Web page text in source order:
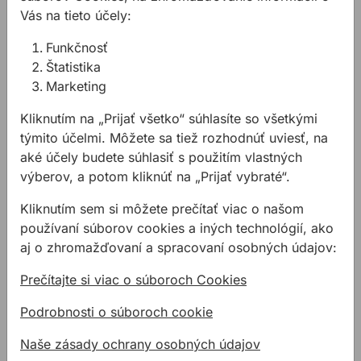
Vŕtanie do kovu –
malé priemery
typy vrtákov podľa
vŕtaného materiálu ? V
tejto časti Richard
porovnal rôzne typy
vrtákov do kovu a
vysvetlil aký je medzi nimi
rozdiel.
Súvisiace produkty
Vrták do kovu PROFIL HSS výbrusovýVrták do kovu PROFIL HSS
Vás na tieto účely:
Funkčnosť
Štatistika
Marketing
Kliknutím na „Prijať všetko“ súhlasíte so všetkými
týmito účelmi. Môžete sa tiež rozhodnúť uviesť, na
aké účely budete súhlasiť s použitím vlastných
výberov, a potom kliknúť na „Prijať vybraté“.
Kliknutím sem si môžete prečítať viac o našom
používaní súborov cookies a iných technológií, ako
aj o zhromažďovaní a spracovaní osobných údajov:
Prečítajte si viac o súboroch Cookies
Podrobnosti o súboroch cookie
Naše zásady ochrany osobných údajov